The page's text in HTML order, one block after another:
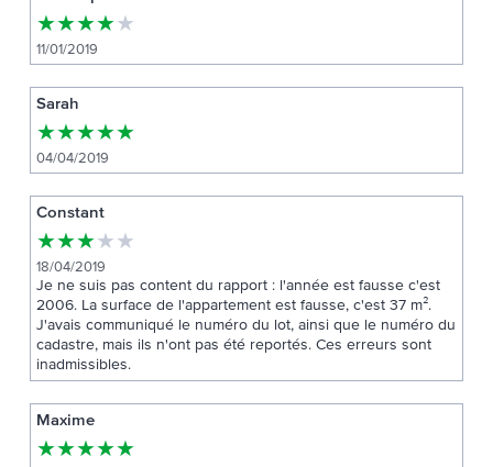
★★★★★
11/01/2019
Sarah
★★★★★
04/04/2019
Constant
★★★★★
18/04/2019
Je ne suis pas content du rapport : l'année est fausse c'est
2006. La surface de l'appartement est fausse, c'est 37 m².
J'avais communiqué le numéro du lot, ainsi que le numéro du
cadastre, mais ils n'ont pas été reportés. Ces erreurs sont
inadmissibles.
Maxime
★★★★★